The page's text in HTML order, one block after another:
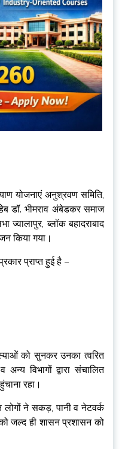
योजनाएं अनुश्रवण समिति,
डॉ. भीमराव अंबेडकर समाज
ज्वालापुर, ब्लॉक बहादराबाद
किया गया।
प्राप्त हुई है –
को सुनकर उनका त्वरित
विभागों द्वारा संचालित
रहा।
लोगों ने सकड़, पानी व नेटवर्क
जल्द ही शासन प्रशासन को